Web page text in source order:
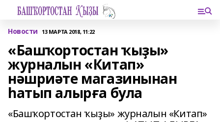
Новости 13 МАРТА 2018, 11:22
«Башҡортостан ҡыҙы»
журналын «Китап»
нәшриәте магазинынан
һатып алырға була
«Башҡортостан ҡыҙы» журналын «Китап»